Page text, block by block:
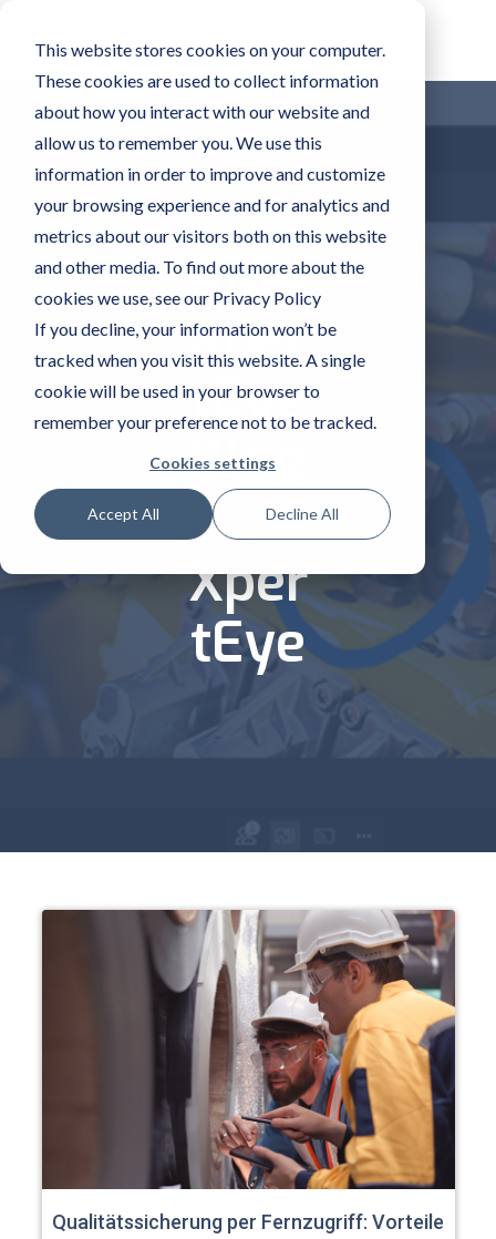
This website stores cookies on your computer.
These cookies are used to collect information
about how you interact with our website and
allow us to remember you. We use this
information in order to improve and customize
your browsing experience and for analytics and
metrics about our visitors both on this website
and other media. To find out more about the
cookies we use, see our Privacy Policy
If you decline, your information won’t be
tracked when you visit this website. A single
cookie will be used in your browser to
remember your preference not to be tracked.
Cookies settings
Accept All Decline All
AMA
Xper
tEye
Blog
:
Xper
tEye
Qualitätssicherung per Fernzugriff: Vorteile